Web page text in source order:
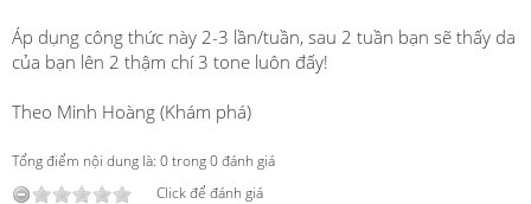
Áp dụng công thức này 2-3 lần/tuần, sau 2 tuần bạn sẽ thấy da
của bạn lên 2 thậm chí 3 tone luôn đấy!
Theo Minh Hoàng (Khám phá)
Tổng điểm nội dung là: 0 trong 0 đánh giá
Click để đánh giá